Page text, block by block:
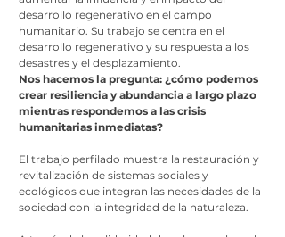
desarrollo regenerativo en el campo
humanitario. Su trabajo se centra en el
desarrollo regenerativo y su respuesta a los
desastres y el desplazamiento.
Nos hacemos la pregunta: ¿cómo podemos
crear resiliencia y abundancia a largo plazo
mientras respondemos a las crisis
humanitarias inmediatas?
El trabajo perfilado muestra la restauración y
revitalización de sistemas sociales y
ecológicos que integran las necesidades de la
sociedad con la integridad de la naturaleza.